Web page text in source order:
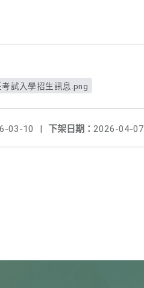
試入學招生訊息.png
下架日期： 2026-04-07
03-10 |